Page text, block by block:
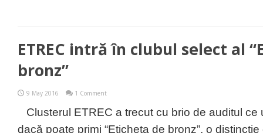
ETREC intră în clubul select al
bronz”
9 May 2016 1 Comment
Clusterul ETREC a trecut cu brio de auditul
dacă poate primi “Eticheta de bronz”, o